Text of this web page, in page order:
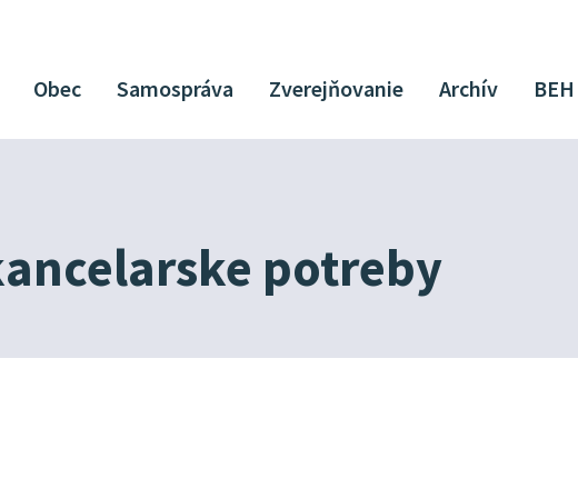
Obec Samospráva Zverejňovanie Archív BEH
potreby